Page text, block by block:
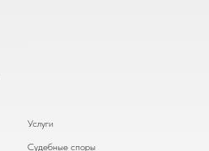
Услуги
Судебные споры